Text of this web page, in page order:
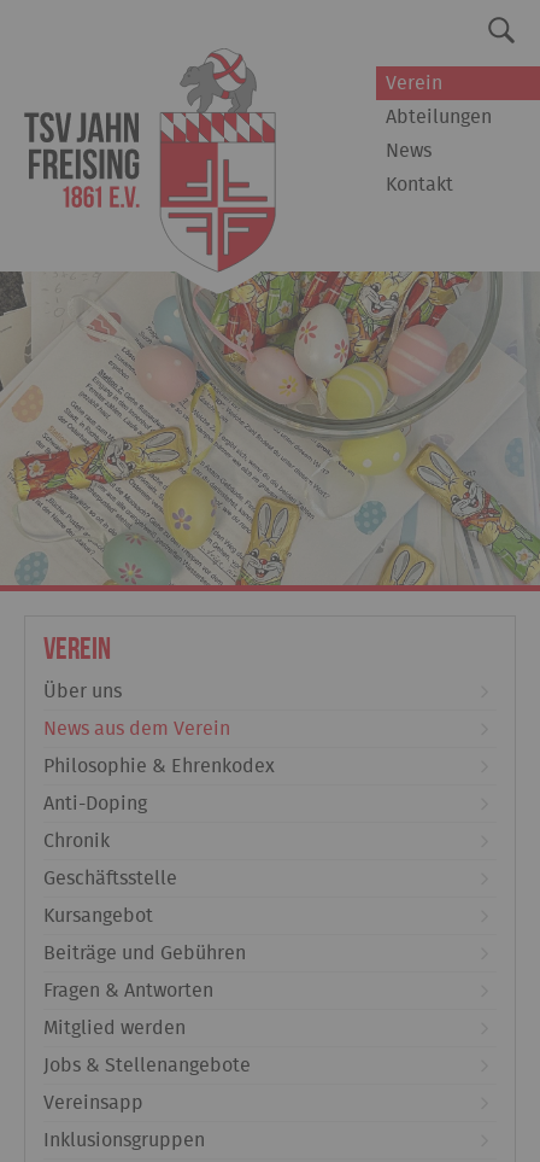
Verein
Abteilungen
News
Kontakt
Verein
Über uns
News aus dem Verein
Philosophie & Ehrenkodex
Anti-Doping
Chronik
Geschäftsstelle
Kursangebot
Beiträge und Gebühren
Fragen & Antworten
Mitglied werden
Jobs & Stellenangebote
Vereinsapp
Inklusionsgruppen